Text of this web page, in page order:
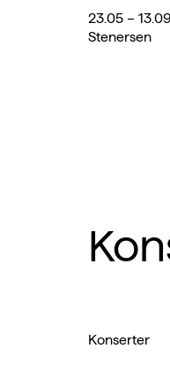
23.05 –
Stenersen
Konserter
til
til
til
til